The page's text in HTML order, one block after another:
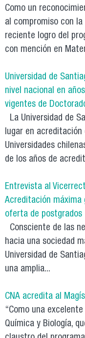
Como un
al compromiso con
reciente logro del
con mención en
Universidad de
nivel nacional en
vigentes de
La Universidad de
lugar en
Universidades
de los años de
Entrevista al
Acreditación
oferta de postgrados
Consciente de las
hacia una sociedad
Universidad de
una amplia...
CNA acredita al
“Como una
Química y Biología,